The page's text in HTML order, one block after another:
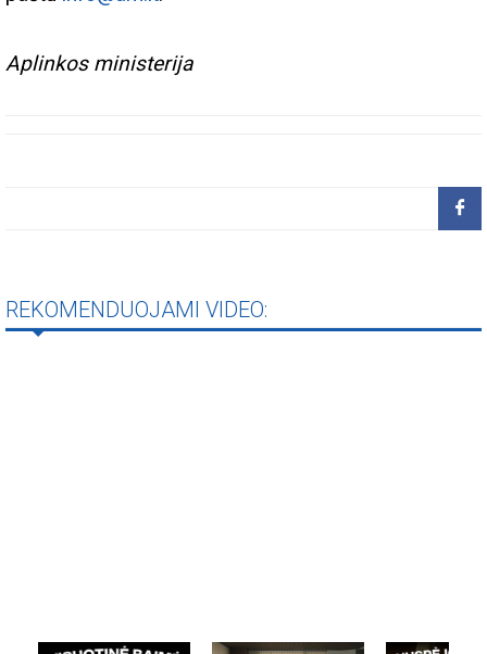
Aplinkos ministerija
REKOMENDUOJAMI VIDEO: